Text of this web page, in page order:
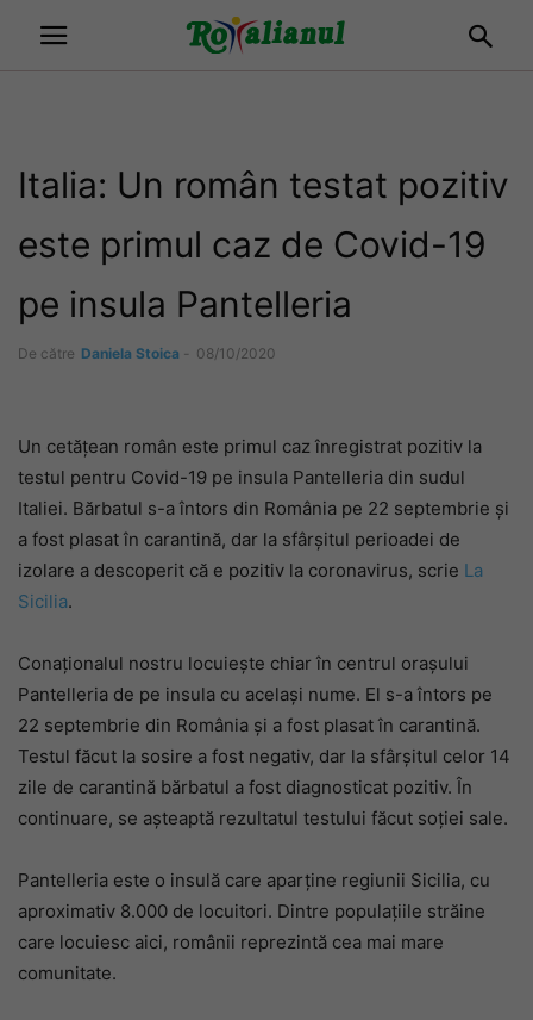
Italia: Un român testat pozitiv
este primul caz de Covid-19
pe insula Pantelleria
De către Daniela Stoica - 08/10/2020
Un cetățean român este primul caz înregistrat pozitiv la
testul pentru Covid-19 pe insula Pantelleria din sudul
Italiei. Bărbatul s-a întors din România pe 22 septembrie și
a fost plasat în carantină, dar la sfârșitul perioadei de
izolare a descoperit că e pozitiv la coronavirus, scrie La
Sicilia.
Conaționalul nostru locuiește chiar în centrul orașului
Pantelleria de pe insula cu același nume. El s-a întors pe
22 septembrie din România și a fost plasat în carantină.
Testul făcut la sosire a fost negativ, dar la sfârșitul celor 14
zile de carantină bărbatul a fost diagnosticat pozitiv. În
continuare, se așteaptă rezultatul testului făcut soției sale.
Pantelleria este o insulă care aparține regiunii Sicilia, cu
aproximativ 8.000 de locuitori. Dintre populațiile străine
care locuiesc aici, românii reprezintă cea mai mare
comunitate.